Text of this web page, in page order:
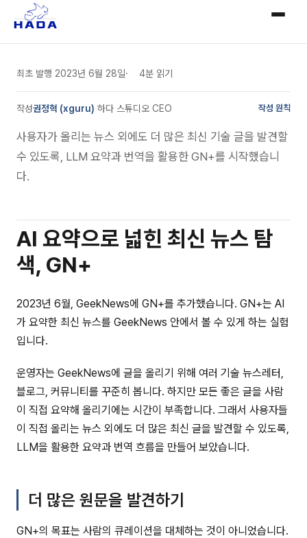
최초 발행 2023년 6월 28일 4분 읽기
작성권정혁 (xguru) 하다 스튜디오 CEO 작성 원칙
사용자가 올리는 뉴스 외에도 더 많은 최신 기술 글을 발견할
수 있도록, LLM 요약과 번역을 활용한 GN+를 시작했습니
다.
AI 요약으로 넓힌 최신 뉴스 탐
색, GN+
2023년 6월, GeekNews에 GN+를 추가했습니다. GN+는 AI
가 요약한 최신 뉴스를 GeekNews 안에서 볼 수 있게 하는 실험
입니다.
운영자는 GeekNews에 글을 올리기 위해 여러 기술 뉴스레터,
블로그, 커뮤니티를 꾸준히 봅니다. 하지만 모든 좋은 글을 사람
이 직접 요약해 올리기에는 시간이 부족합니다. 그래서 사용자들
이 직접 올리는 뉴스 외에도 더 많은 최신 글을 발견할 수 있도록,
LLM을 활용한 요약과 번역 흐름을 만들어 보았습니다.
더 많은 원문을 발견하기
GN+의 목표는 사람의 큐레이션을 대체하는 것이 아니었습니다.